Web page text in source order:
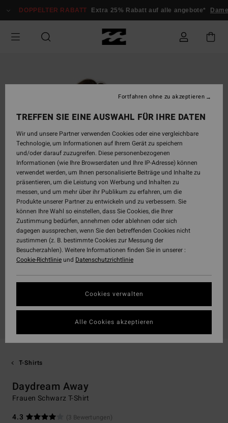
zur
springen
DOPPELTER RABATT Extra 25% Rabatt auf alle angebote* Damen
T-Shirts
Daydream Away
Frauen Schwarz T-Shirt
4.3
(3 Bewertungen)
TREFFEN SIE EINE AUSWAHL FÜR IHRE DATEN
Wir und unsere Partner verwenden Cookies oder eine vergleichbare
Technologie, um Informationen auf Ihrem Gerät zu speichern
und/oder darauf zuzugreifen. Diese personenbezogenen
Informationen (wie Ihre Browserdaten und Ihre IP-Adresse) können
verwendet werden, um Ihnen personalisierte Beiträge und Inhalte zu
präsentieren, um die Leistung von Werbung und Inhalten zu
messen, und um mehr über ihr Publikum zu erfahren, um die
Produkte unserer Partner zu entwickeln und zu verbessern. Sie
können Ihre Wahl so einstellen, dass Sie Cookies, die Ihrer
Zustimmung bedürfen, annehmen oder ablehnen oder sich
dagegen aussprechen, wenn Sie den betreffenden Cookies nicht
zustimmen (z. B. bestimmte Cookies zur Messung der
Besucherzahlen). Weitere Informationen finden Sie in unserer :
Cookie-Richtlinieund Datenschutzrichtlinie
Cookies verwalten
Fortfahren ohne zu akzeptieren
Alle Cookies akzeptieren